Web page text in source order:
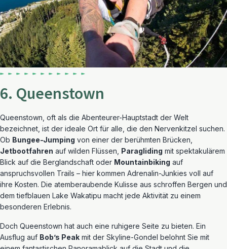
6. Queenstown
Queenstown, oft als die Abenteurer-Hauptstadt der Welt
bezeichnet, ist der ideale Ort für alle, die den Nervenkitzel suchen.
Ob Bungee-Jumping von einer der berühmten Brücken,
Jetbootfahren auf wilden Flüssen, Paragliding mit spektakulärem
Blick auf die Berglandschaft oder Mountainbiking auf
anspruchsvollen Trails – hier kommen Adrenalin-Junkies voll auf
ihre Kosten. Die atemberaubende Kulisse aus schroffen Bergen und
dem tiefblauen Lake Wakatipu macht jede Aktivität zu einem
besonderen Erlebnis.
Doch Queenstown hat auch eine ruhigere Seite zu bieten. Ein
Ausflug auf Bob’s Peak mit der Skyline-Gondel belohnt Sie mit